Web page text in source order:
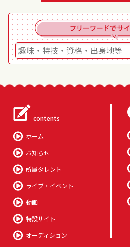
contents
ホーム
お知らせ
所属タレント
ライブ・イベント
動画
特設サイト
オーディション